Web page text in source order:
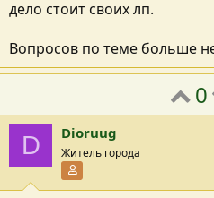
дело стоит своих лп.
Вопросов по теме больше
0
D Dioruug
Житель города